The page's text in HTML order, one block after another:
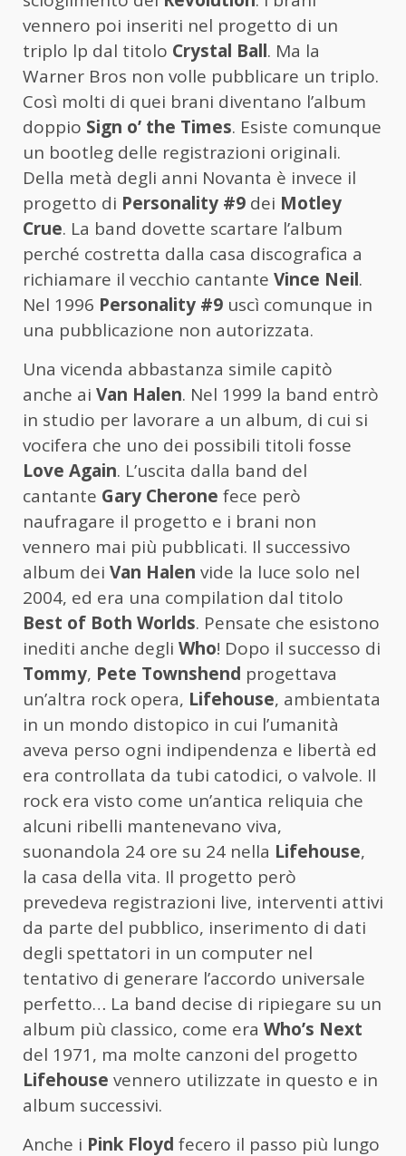
vennero poi inseriti nel progetto di un
triplo lp dal titolo Crystal Ball. Ma la
Warner Bros non volle pubblicare un triplo.
Così molti di quei brani diventano l’album
doppio Sign o’ the Times. Esiste comunque
un bootleg delle registrazioni originali.
Della metà degli anni Novanta è invece il
progetto di Personality #9 dei Motley
Crue. La band dovette scartare l’album
perché costretta dalla casa discografica a
richiamare il vecchio cantante Vince Neil.
Nel 1996 Personality #9 uscì comunque in
una pubblicazione non autorizzata.
Una vicenda abbastanza simile capitò
anche ai Van Halen. Nel 1999 la band entrò
in studio per lavorare a un album, di cui si
vocifera che uno dei possibili titoli fosse
Love Again. L’uscita dalla band del
cantante Gary Cherone fece però
naufragare il progetto e i brani non
vennero mai più pubblicati. Il successivo
album dei Van Halen vide la luce solo nel
2004, ed era una compilation dal titolo
Best of Both Worlds. Pensate che esistono
inediti anche degli Who! Dopo il successo di
Tommy, Pete Townshend progettava
un’altra rock opera, Lifehouse, ambientata
in un mondo distopico in cui l’umanità
aveva perso ogni indipendenza e libertà ed
era controllata da tubi catodici, o valvole. Il
rock era visto come un’antica reliquia che
alcuni ribelli mantenevano viva,
suonandola 24 ore su 24 nella Lifehouse,
la casa della vita. Il progetto però
prevedeva registrazioni live, interventi attivi
da parte del pubblico, inserimento di dati
degli spettatori in un computer nel
tentativo di generare l’accordo universale
perfetto… La band decise di ripiegare su un
album più classico, come era Who’s Next
del 1971, ma molte canzoni del progetto
Lifehouse vennero utilizzate in questo e in
album successivi.
Anche i Pink Floyd fecero il passo più lungo